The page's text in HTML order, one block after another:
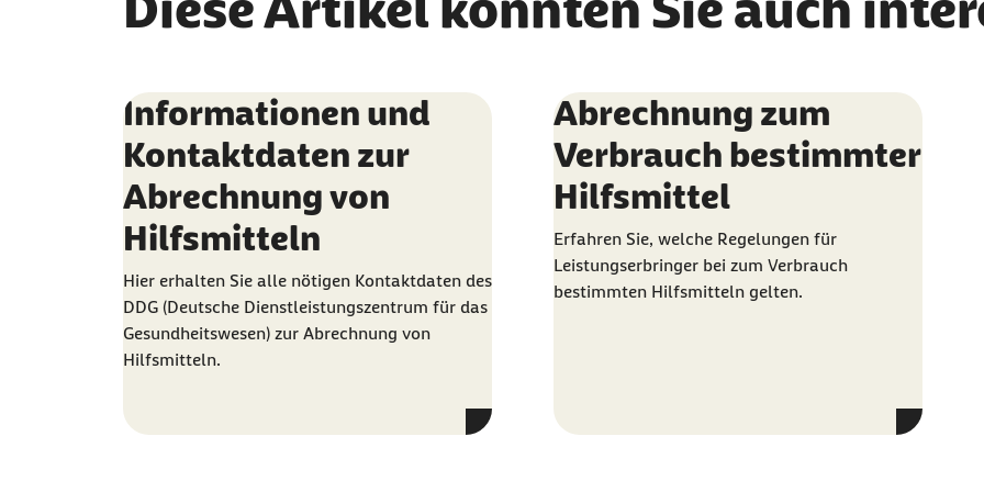
Informationen und
Kontaktdaten zur
Abrechnung von
Hilfsmitteln
Hier erhalten Sie alle nötigen Kontaktdaten des
DDG (Deutsche Dienstleistungszentrum für das
Gesundheitswesen) zur Abrechnung von
Hilfsmitteln.
Abrechnung zum
Verbrauch bestimmter
Hilfsmittel
Erfahren Sie, welche Regelungen für
Leistungserbringer bei zum Verbrauch
bestimmten Hilfsmitteln gelten.